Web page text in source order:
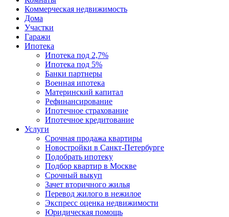
Коммерческая недвижимость
Дома
Участки
Гаражи
Ипотека
Ипотека под 2,7%
Ипотека под 5%
Банки партнеры
Военная ипотека
Материнский капитал
Рефинансирование
Ипотечное страхование
Ипотечное кредитование
Услуги
Срочная продажа квартиры
Новостройки в Санкт-Петербурге
Подобрать ипотеку
Подбор квартир в Москве
Срочный выкуп
Зачет вторичного жилья
Перевод жилого в нежилое
Экспресс оценка недвижимости
Юридическая помощь